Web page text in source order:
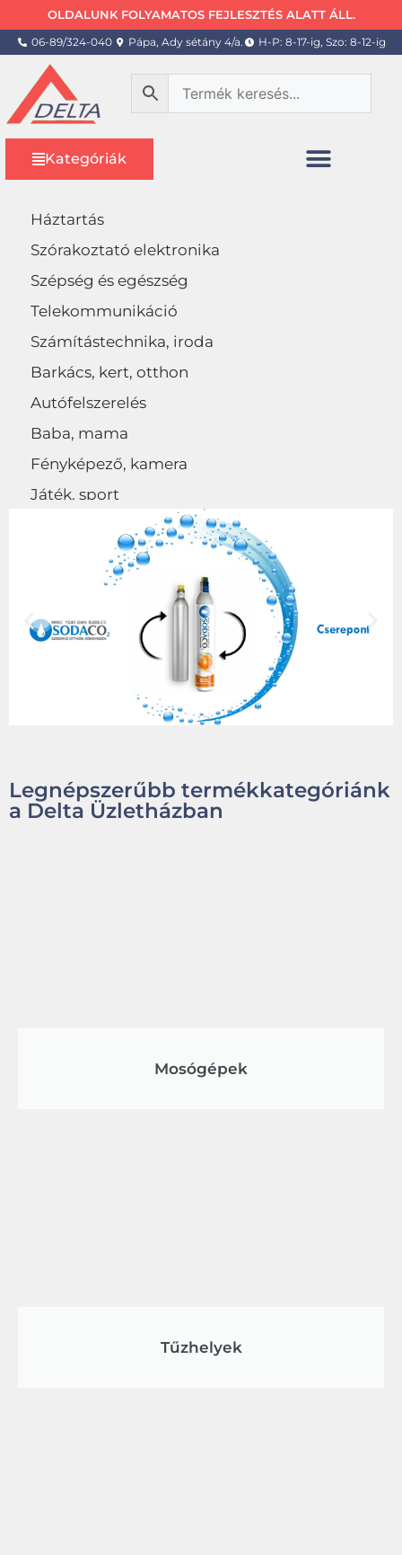
OLDALUNK FOLYAMATOS FEJLESZTÉS ALATT ÁLL.
06-89/324-040 Pápa, Ady sétány 4/a. H-P: 8-17-ig, Szo: 8-12-ig
Kategóriák
Háztartás
Szórakoztató elektronika
Szépség és egészség
Telekommunikáció
Számítástechnika, iroda
Barkács, kert, otthon
Autófelszerelés
Baba, mama
Fényképező, kamera
Játék, sport
Legnépszerűbb termékkategóriánk
a Delta Üzletházban
Mosógépek
Tűzhelyek